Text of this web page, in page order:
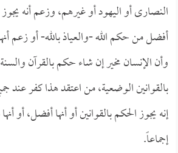
النصارى أو اليهود أو غيرهم، وزعم أنه يجوز
أفضل من حكم الله -والعياذ بالله- أو زعم
وأن الإنسان مخير إن شاء حكم بالقرآن
بالقوانين الوضعية، من اعتقد هذا كفر عند
إنه يجوز الحكم بالقوانين أو أنها أفضل، أو
إجماعاً.